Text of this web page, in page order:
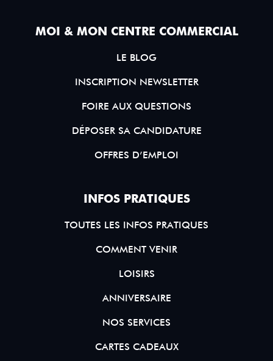
MOI & MON CENTRE COMMERCIAL
LE BLOG
INSCRIPTION NEWSLETTER
FOIRE AUX QUESTIONS
DÉPOSER SA CANDIDATURE
OFFRES D’EMPLOI
INFOS PRATIQUES
TOUTES LES INFOS PRATIQUES
COMMENT VENIR
LOISIRS
ANNIVERSAIRE
NOS SERVICES
CARTES CADEAUX